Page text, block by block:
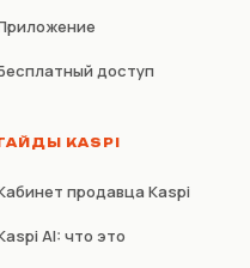
доступ
KASPI
продавца Kaspi
AI: что это